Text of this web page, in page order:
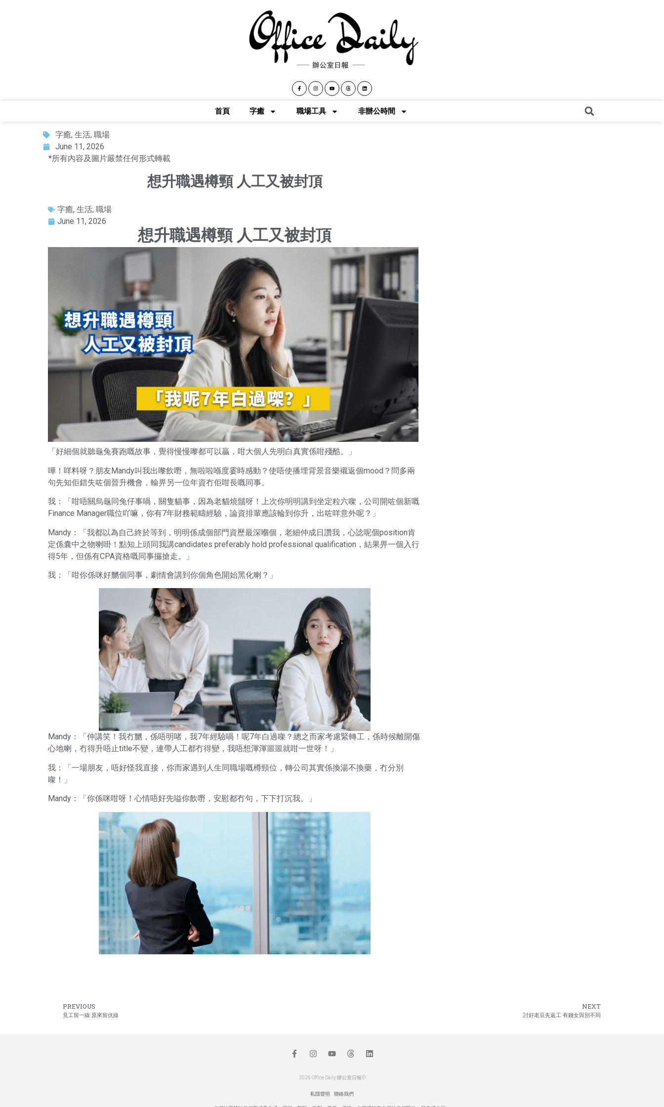
首頁 字癒 職場工具 非辦公時間
字癒, 生活, 職場
June 11, 2026
*所有內容及圖片嚴禁任何形式轉載
想升職遇樽頸 人工又被封頂
字癒, 生活, 職場
June 11, 2026
想升職遇樽頸 人工又被封頂
「好細個就聽龜兔賽跑嘅故事，覺得慢慢嚟都可以贏，咁大個人先明白真實係咁殘酷。」
嘩！咩料呀？朋友Mandy叫我出嚟飲嘢，無啦啦喺度霎時感動？使唔使播埋背景音樂襯返個mood？問多兩
句先知佢錯失咗個晉升機會，輸畀另一位年資冇佢咁長嘅同事。
我：「咁唔關烏龜同兔仔事喎，關隻貓事，因為老貓燒鬚呀！上次你明明講到坐定粒六㗎，公司開咗個新嘅
Finance Manager職位吖嘛，你有7年財務範疇經驗，論資排輩應該輪到你升，出咗咩意外呢？」
Mandy：「我都以為自己終於等到，明明係成個部門資歷最深嗰個，老細仲成日讚我，心諗呢個position肯
定係囊中之物喇啩！點知上頭同我講candidates preferably hold professional qualification，結果畀一個入行
得5年，但係有CPA資格嘅同事攞搶走。」
我：「咁你係咪好嬲個同事，劇情會講到你個角色開始黑化喇？」
Mandy：「仲講笑！我冇嬲，係唔明啫，我7年經驗喎！呢7年白過㗎？總之而家考慮緊轉工，係時候離開傷
心地喇，冇得升唔止title不變，連帶人工都冇得變，我唔想渾渾噩噩就咁一世呀！」
我：「一場朋友，唔好怪我直接，你而家遇到人生同職場嘅樽頸位，轉公司其實係換湯不換藥，冇分別
㗎！」
Mandy：「你係咪咁呀！心情唔好先嗌你飲嘢，安慰都冇句，下下打沉我。」
PREVIOUS
見工留一線 原來留伏線
NEXT
討好老豆先返工 有錢女與別不同
2026 Office Daily 辦公室日報©
私隱聲明 聯絡我們